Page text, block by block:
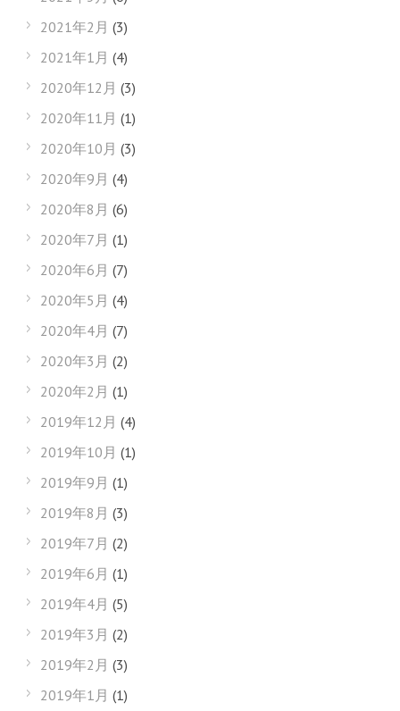
2021年2月 (3)
2021年1月 (4)
2020年12月 (3)
2020年11月 (1)
2020年10月 (3)
2020年9月 (4)
2020年8月 (6)
2020年7月 (1)
2020年6月 (7)
2020年5月 (4)
2020年4月 (7)
2020年3月 (2)
2020年2月 (1)
2019年12月 (4)
2019年10月 (1)
2019年9月 (1)
2019年8月 (3)
2019年7月 (2)
2019年6月 (1)
2019年4月 (5)
2019年3月 (2)
2019年2月 (3)
2019年1月 (1)